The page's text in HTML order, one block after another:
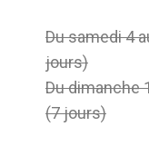
Du samedi 4
jours)
Du dimanche
(7 jours)